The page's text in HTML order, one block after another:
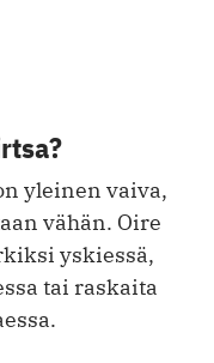
yleinen vaiva,
vähän. Oire
yskiessä,
tai raskaita